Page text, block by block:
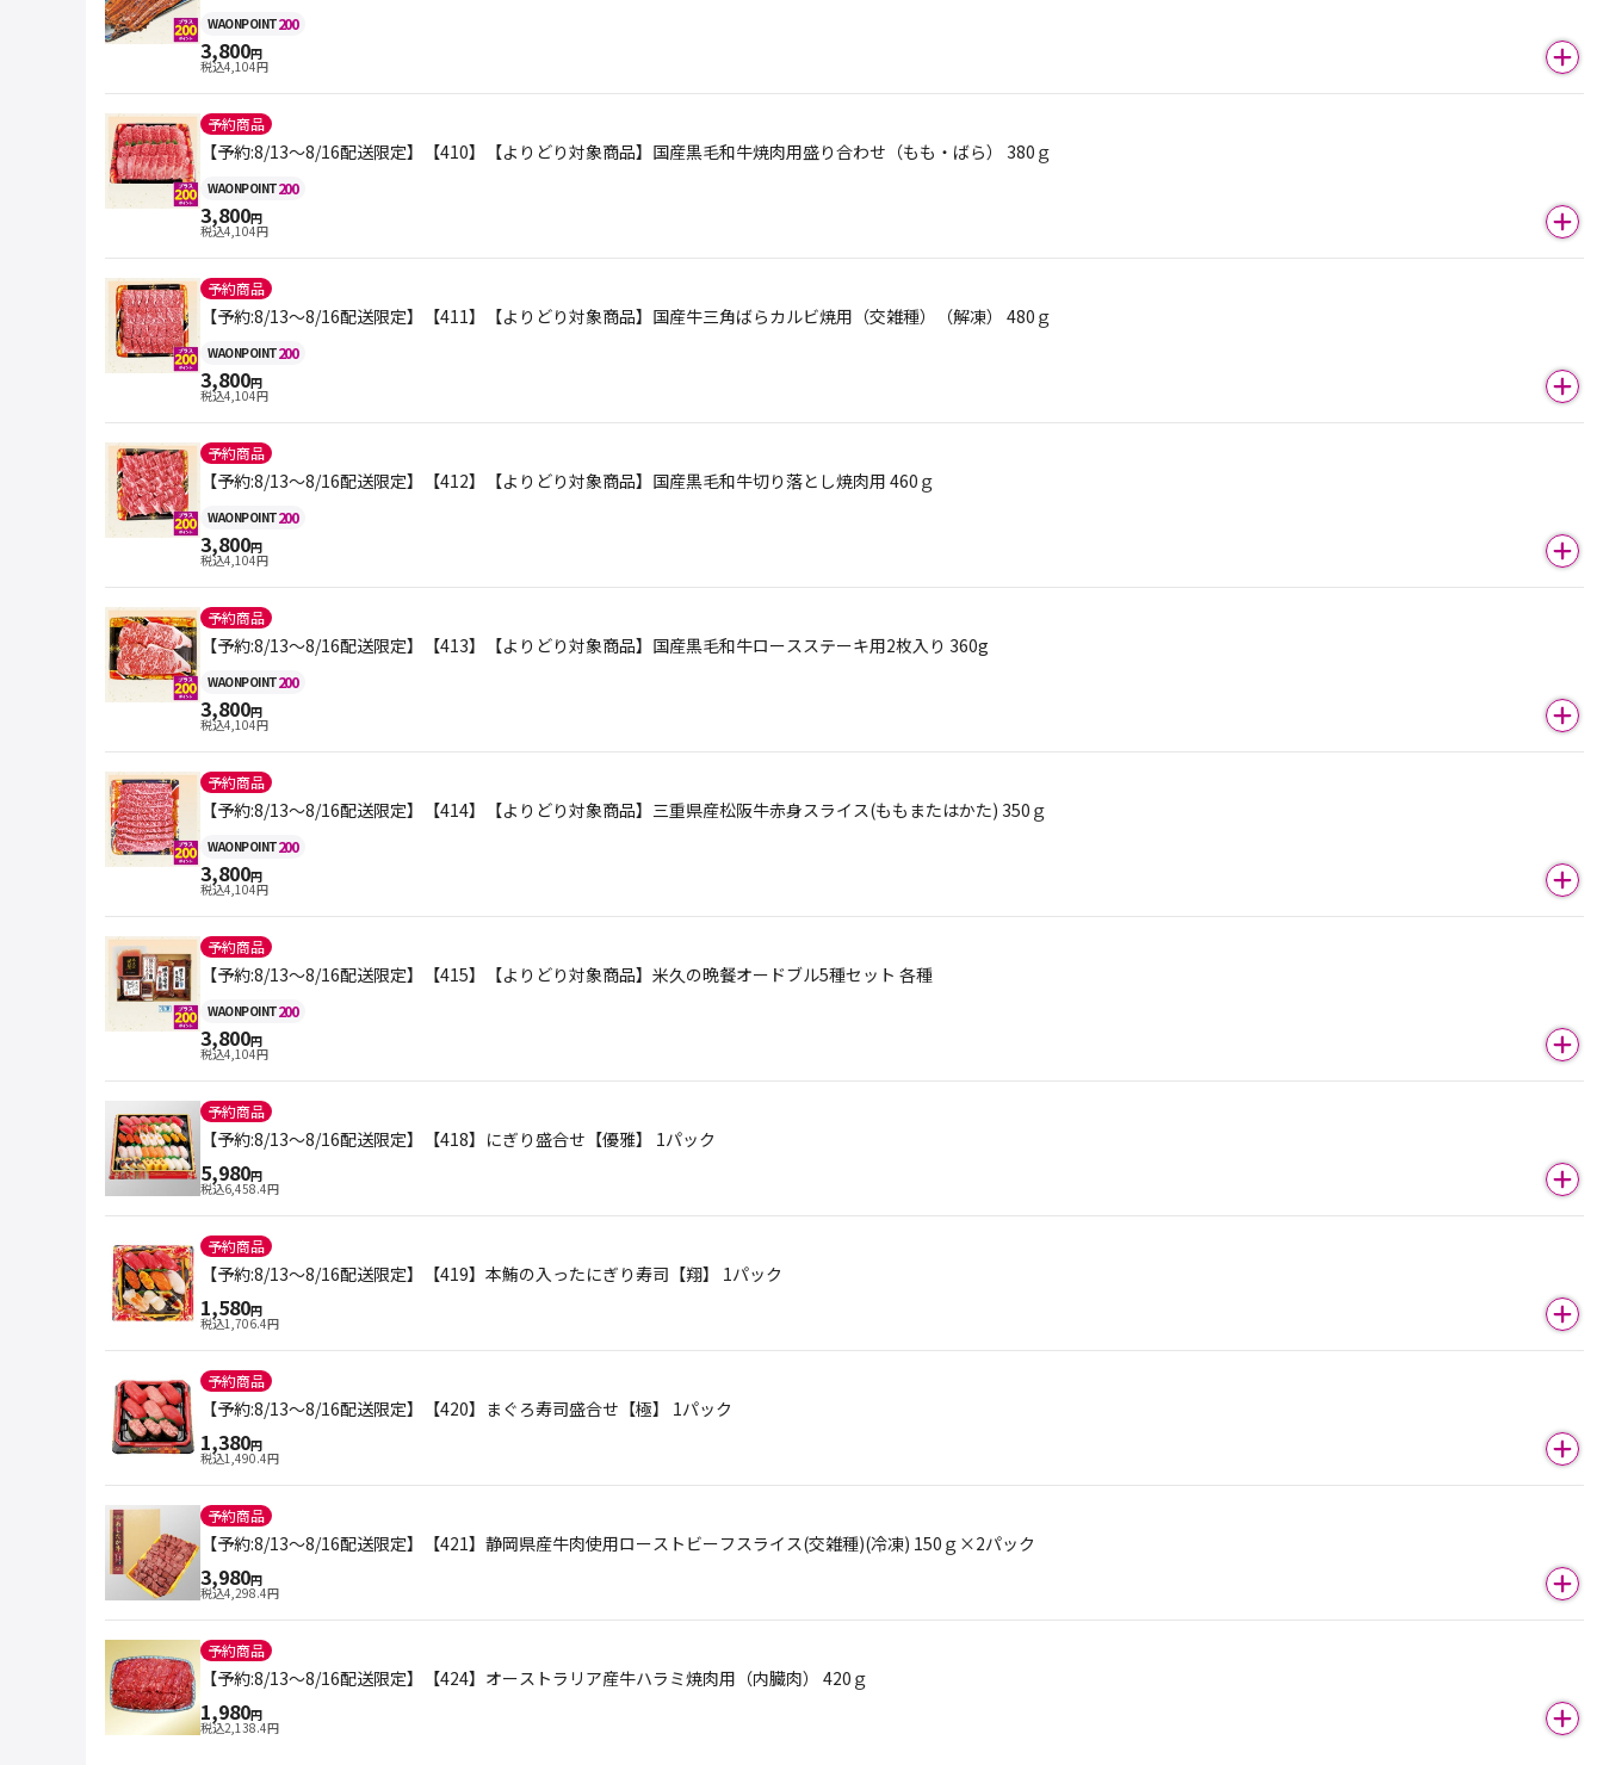
WAONPOINT200
3,800円
税込4,104円
予約商品
【予約:8/13～8/16配送限定】【410】【よりどり対象商品】国産黒毛和牛焼肉用盛り合わせ（もも・ばら） 380ｇ
WAONPOINT200
3,800円
税込4,104円
予約商品
【予約:8/13～8/16配送限定】【411】【よりどり対象商品】国産牛三角ばらカルビ焼用（交雑種）（解凍） 480ｇ
WAONPOINT200
3,800円
税込4,104円
予約商品
【予約:8/13～8/16配送限定】【412】【よりどり対象商品】国産黒毛和牛切り落とし焼肉用 460ｇ
WAONPOINT200
3,800円
税込4,104円
予約商品
【予約:8/13～8/16配送限定】【413】【よりどり対象商品】国産黒毛和牛ロースステーキ用2枚入り 360g
WAONPOINT200
3,800円
税込4,104円
予約商品
【予約:8/13～8/16配送限定】【414】【よりどり対象商品】三重県産松阪牛赤身スライス(ももまたはかた) 350ｇ
WAONPOINT200
3,800円
税込4,104円
予約商品
【予約:8/13～8/16配送限定】【415】【よりどり対象商品】米久の晩餐オードブル5種セット 各種
WAONPOINT200
3,800円
税込4,104円
予約商品
【予約:8/13～8/16配送限定】【418】にぎり盛合せ【優雅】 1パック
5,980円
税込6,458.4円
予約商品
【予約:8/13～8/16配送限定】【419】本鮪の入ったにぎり寿司【翔】 1パック
1,580円
税込1,706.4円
予約商品
【予約:8/13～8/16配送限定】【420】まぐろ寿司盛合せ【極】 1パック
1,380円
税込1,490.4円
予約商品
【予約:8/13～8/16配送限定】【421】静岡県産牛肉使用ローストビーフスライス(交雑種)(冷凍) 150ｇ×2パック
3,980円
税込4,298.4円
予約商品
【予約:8/13～8/16配送限定】【424】オーストラリア産牛ハラミ焼肉用（内臓肉） 420ｇ
1,980円
税込2,138.4円